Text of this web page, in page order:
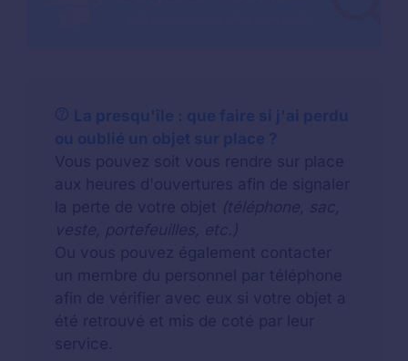
La presqu'île : que faire si j'ai perdu
ou oublié un objet sur place ?
Vous pouvez soit vous rendre sur place
aux heures d'ouvertures afin de signaler
la perte de votre objet (téléphone, sac,
veste, portefeuilles, etc.)
Ou vous pouvez également contacter
un membre du personnel par téléphone
afin de vérifier avec eux si votre objet a
été retrouvé et mis de coté par leur
service.